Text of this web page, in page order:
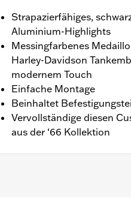
Strapazierfähiges,
Aluminium-Highlights
Messingfarbenes
Harley-Davidson
modernem Touch
Einfache Montage
Beinhaltet
Vervollständige diesen
aus der ‘66 Kollektion